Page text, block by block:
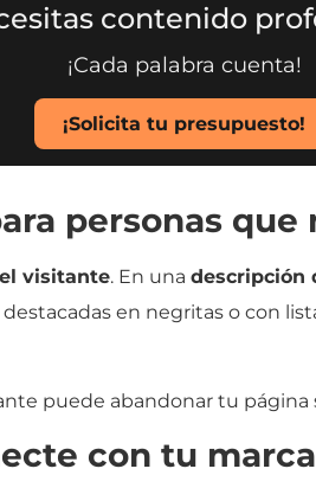
contenido
¡Cada palabra cuenta!
¡Solicita tu presupuesto!
personas
visitante. En una descripción
en negritas o con
puede abandonar tu página
con tu marca